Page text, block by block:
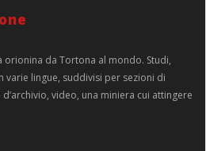
orionina da Tortona al mondo. Studi,
lingue, suddivisi per sezioni di
video, una miniera cui attingere